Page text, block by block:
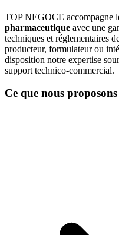
TOP NEGOCE accompagne
pharmaceutique avec une
techniques et réglementaires
producteur, formulateur ou
disposition notre expertise
support technico-commercial.
Ce que nous proposons